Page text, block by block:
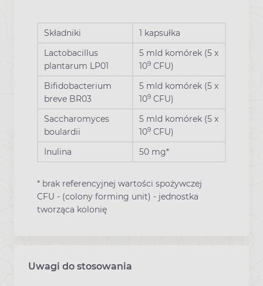
Składniki
1 kapsułka
Lactobacillus
plantarum LP01
5 mld komórek (5 x
109 CFU)
Bifidobacterium
breve BR03
5 mld komórek (5 x
109 CFU)
Saccharomyces
boulardii
5 mld komórek (5 x
109 CFU)
Inulina
50 mg*
* brak referencyjnej wartości spożywczej
CFU - (colony forming unit) - jednostka
tworząca kolonię
Uwagi do stosowania